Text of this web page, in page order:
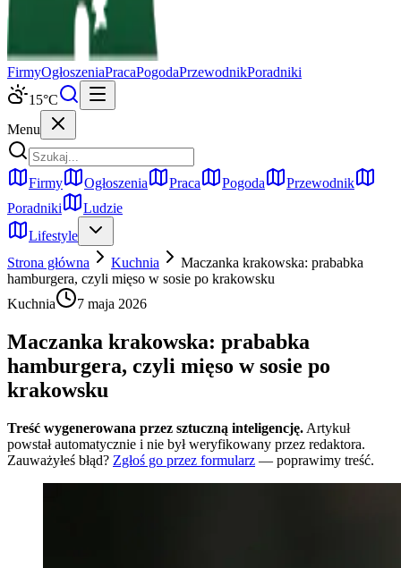
FirmyOgłoszeniaPracaPogodaPrzewodnikPoradniki
15°C
Menu
Firmy Ogłoszenia Praca Pogoda
Przewodnik
Poradniki
Ludzie
Lifestyle
Strona główna
Kuchnia
Maczanka krakowska: prababka
hamburgera, czyli mięso w sosie po krakowsku
Kuchnia
7 maja 2026
Maczanka krakowska: prababka
hamburgera, czyli mięso w sosie po
krakowsku
Treść wygenerowana przez sztuczną inteligencję. Artykuł
powstał automatycznie i nie był weryfikowany przez redaktora.
Zauważyłeś błąd? Zgłoś go przez formularz — poprawimy treść.